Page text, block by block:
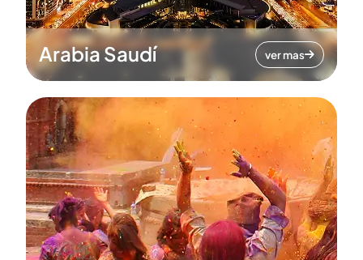
Arabia Saudí ver mas